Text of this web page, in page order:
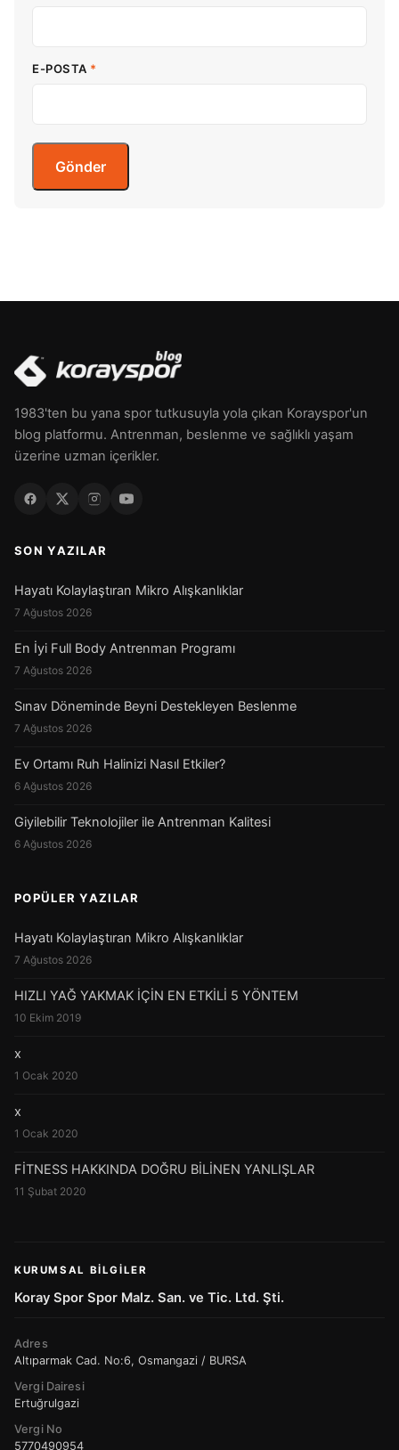
E-POSTA *
1983'ten bu yana spor tutkusuyla yola çıkan Korayspor'un
blog platformu. Antrenman, beslenme ve sağlıklı yaşam
üzerine uzman içerikler.
SON YAZILAR
Hayatı Kolaylaştıran Mikro Alışkanlıklar
7 Ağustos 2026
En İyi Full Body Antrenman Programı
7 Ağustos 2026
Sınav Döneminde Beyni Destekleyen Beslenme
7 Ağustos 2026
Ev Ortamı Ruh Halinizi Nasıl Etkiler?
6 Ağustos 2026
Giyilebilir Teknolojiler ile Antrenman Kalitesi
6 Ağustos 2026
POPÜLER YAZILAR
Hayatı Kolaylaştıran Mikro Alışkanlıklar
7 Ağustos 2026
HIZLI YAĞ YAKMAK İÇİN EN ETKİLİ 5 YÖNTEM
10 Ekim 2019
x
1 Ocak 2020
x
1 Ocak 2020
FİTNESS HAKKINDA DOĞRU BİLİNEN YANLIŞLAR
11 Şubat 2020
KURUMSAL BILGILER
Koray Spor Spor Malz. San. ve Tic. Ltd. Şti.
Adres
Altıparmak Cad. No:6, Osmangazi / BURSA
Vergi Dairesi
Ertuğrulgazi
Vergi No
5770490954